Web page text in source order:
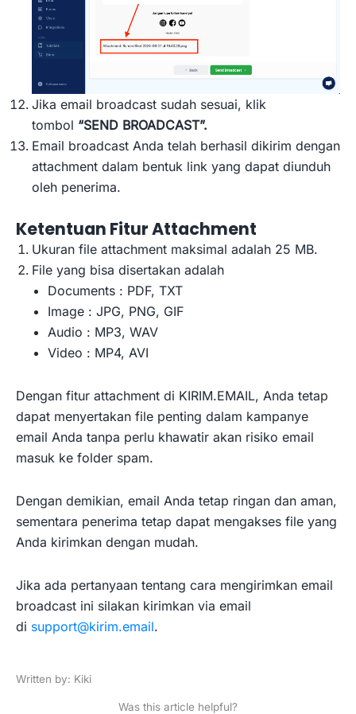
Jika email broadcast sudah sesuai, klik
tombol “SEND BROADCAST”.
Email broadcast Anda telah berhasil dikirim dengan
attachment dalam bentuk link yang dapat diunduh
oleh penerima.
Ketentuan Fitur Attachment
Ukuran file attachment maksimal adalah 25 MB.
File yang bisa disertakan adalah
Documents : PDF, TXT
Image : JPG, PNG, GIF
Audio : MP3, WAV
Video : MP4, AVI
Dengan fitur attachment di KIRIM.EMAIL, Anda tetap
dapat menyertakan file penting dalam kampanye
email Anda tanpa perlu khawatir akan risiko email
masuk ke folder spam.
Dengan demikian, email Anda tetap ringan dan aman,
sementara penerima tetap dapat mengakses file yang
Anda kirimkan dengan mudah.
Jika ada pertanyaan tentang cara mengirimkan email
broadcast ini silakan kirimkan via email
di support@kirim.email.
Written by: Kiki
Was this article helpful?